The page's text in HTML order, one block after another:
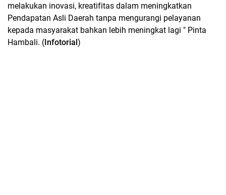
melakukan inovasi, kreatifitas dalam meningkatkan
Pendapatan Asli Daerah tanpa mengurangi pelayanan
kepada masyarakat bahkan lebih meningkat lagi " Pinta
Hambali. (Infotorial)